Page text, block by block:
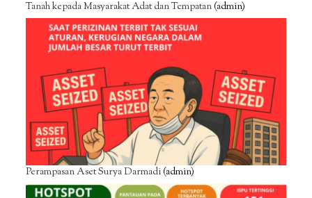
Tanah kepada Masyarakat Adat dan Tempatan(admin)
Perampasan Aset Surya Darmadi(admin)